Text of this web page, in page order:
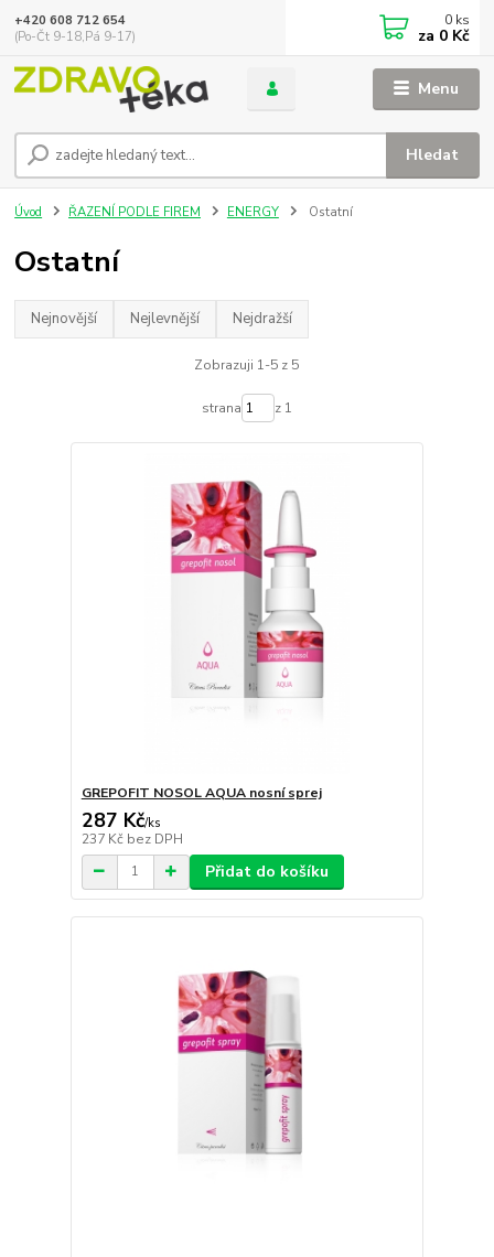
Menu
Hledat
+420 608 712 654
(Po-Čt 9-18,Pá 9-17)
0 ks
za 0 Kč
Úvod ŘAZENÍ PODLE FIREM ENERGY Ostatní
Ostatní
Nejnovější Nejlevnější Nejdražší
Zobrazuji 1-5 z 5
strana z 1
GREPOFIT NOSOL AQUA nosní sprej
287 Kč/ks
237 Kč bez DPH
Přidat do košíku